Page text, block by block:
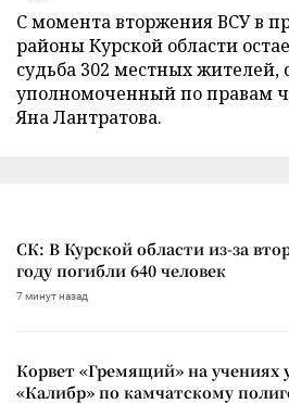
С момента вторжения ВСУ в
районы Курской области
судьба 302 местных жителей,
уполномоченный по правам
Яна Лантратова.
СК: В Курской области из-за
году погибли 640 человек
7 минут назад
Корвет «Гремящий» на учениях
«Калибр» по камчатскому